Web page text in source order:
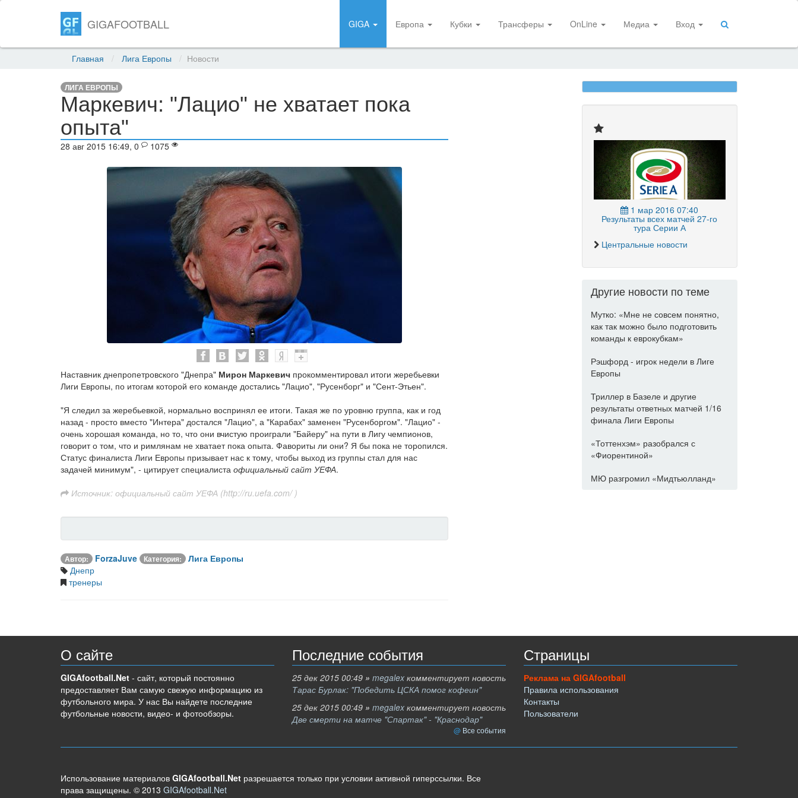
GIGAFOOTBALL GIGA Европа Кубки Трансферы OnLine Медиа Вход
Главная Лига Европы Новости
ЛИГА ЕВРОПЫ
Маркевич: "Лацио" не хватает пока
опыта"
28 авг 2015 16:49, 0 1075
Наставник днепропетровского "Днепра" Мирон Маркевич прокомментировал итоги жеребьевки
Лиги Европы, по итогам которой его команде достались "Лацио", "Русенборг" и "Сент-Этьен".
"Я следил за жеребьевкой, нормально воспринял ее итоги. Такая же по уровню группа, как и год
назад - просто вместо "Интера" достался "Лацио", а "Карабах" заменен "Русенборгом". "Лацио" -
очень хорошая команда, но то, что они вчистую проиграли "Байеру" на пути в Лигу чемпионов,
говорит о том, что и римлянам не хватает пока опыта. Фавориты ли они? Я бы пока не торопился.
Статус финалиста Лиги Европы призывает нас к тому, чтобы выход из группы стал для нас
задачей минимум", - цитирует специалиста официальный сайт УЕФА.
Источник: официальный сайт УЕФА (http://ru.uefa.com/ )
Автор: ForzaJuve Категория:
Лига Европы
Днепр
тренеры
1 мар 2016 07:40
Результаты всех матчей 27-го
тура Серии А
Центральные новости
Другие новости по теме
Мутко: «Мне не совсем понятно,
как так можно было подготовить
команды к еврокубкам»
Рэшфорд - игрок недели в Лиге
Европы
Триллер в Базеле и другие
результаты ответных матчей 1/16
финала Лиги Европы
«Тоттенхэм» разобрался с
«Фиорентиной»
МЮ разгромил «Мидтьюлланд»
О сайте
GIGAfootball.Net - сайт, который постоянно
предоставляет Вам самую свежую информацию из
футбольного мира. У нас Вы найдете последние
футбольные новости, видео- и фотообзоры.
Последние события
25 дек 2015 00:49 » megalex комментирует новость
Тарас Бурлак: "Победить ЦСКА помог кофеин"
25 дек 2015 00:49 » megalex комментирует новость
Две смерти на матче "Спартак" - "Краснодар"
Все события
Страницы
Реклама на GIGAfootball
Правила использования
Контакты
Пользователи
Использование материалов GIGAfootball.Net разрешается только при условии активной гиперссылки. Все
права защищены. © 2013 GIGAfootball.Net